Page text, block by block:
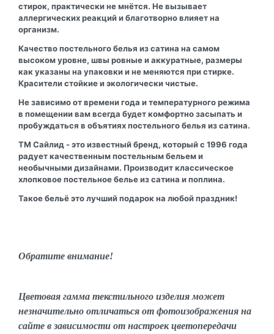
стирок, практически не мнётся. Не вызывает
аллергических реакций и благотворно влияет на
организм.
Качество постельного белья из сатина на самом
высоком уровне, швы ровные и аккуратные, размеры
как указаны на упаковки и не меняются при стирке.
Красители стойкие и экологически чистые.
Не зависимо от времени года и температурного режима
в помещении вам всегда будет комфортно засыпать и
пробуждаться в объятиях постельного белья из сатина.
ТМ Сайлид - это известный бренд, который с 1996 года
радует качественным постельным бельем и
необычными дизайнами. Производит классическое
хлопковое постельное белье из сатина и поплина.
Такое бельё это лучший подарок на любой праздник!
Обратите внимание!
Цветовая гамма текстильного изделия может
незначительно отличаться от фотоизображения на
сайте в зависимости от настроек цветопередачи